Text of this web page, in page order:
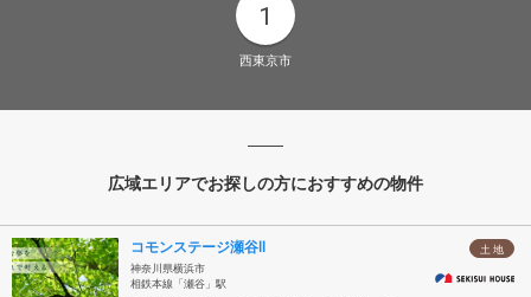
1
西東京市
広域エリアでお探しの方におすすめの物件
土 地
コモンステージ瀬谷Ⅱ
神奈川県横浜市
相鉄本線「瀬谷」駅